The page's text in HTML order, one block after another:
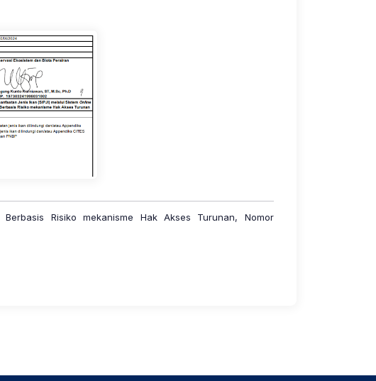
Risiko mekanisme Hak Akses Turunan, Nomor